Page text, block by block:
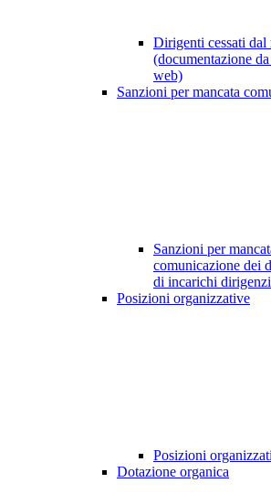
Dirigenti cessati
(documentazione
web)
Sanzioni per mancata
Sanzioni per
comunicazione dei
di incarichi
Posizioni organizzative
Posizioni
Dotazione organica